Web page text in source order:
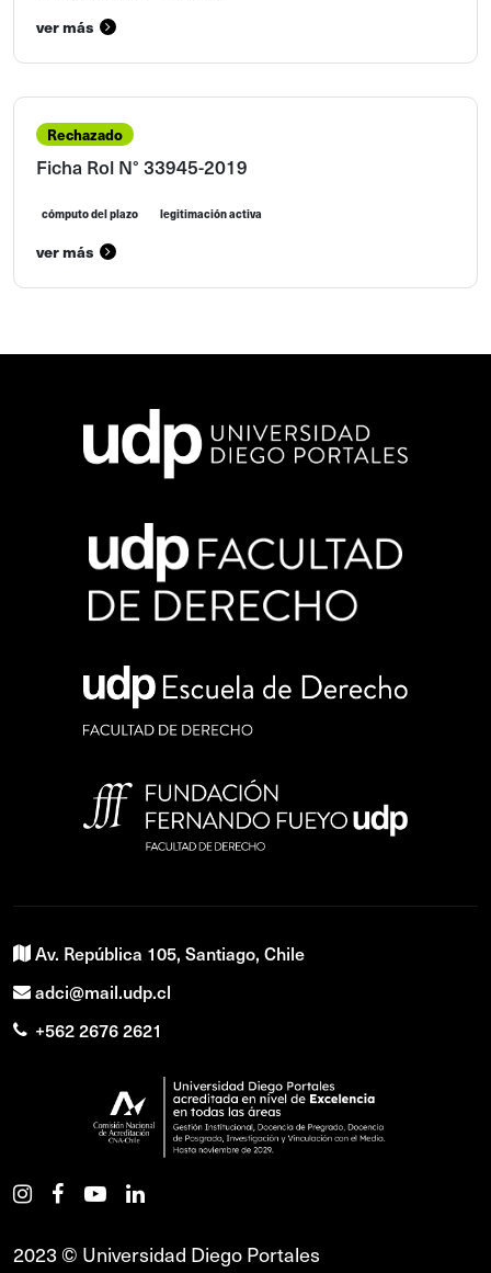
ver más
Rechazado
Ficha Rol N° 33945-2019
cómputo del plazo legitimación activa
ver más
Av. República 105, Santiago, Chile
adci@mail.udp.cl
+562 2676 2621
2023 © Universidad Diego Portales